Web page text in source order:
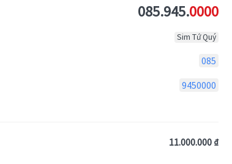
085.945.0000
Sim Tứ Quý
085
9450000
11.000.000 ₫